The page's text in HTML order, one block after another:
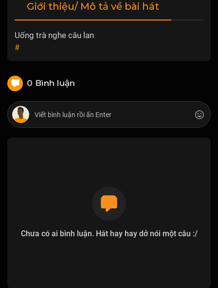
Giới thiệu/ Mô tả về bài hát
Uống trà nghe câu lan
#
0 Bình luận
Chưa có ai bình luận. Hát hay hay dở nói một câu :/